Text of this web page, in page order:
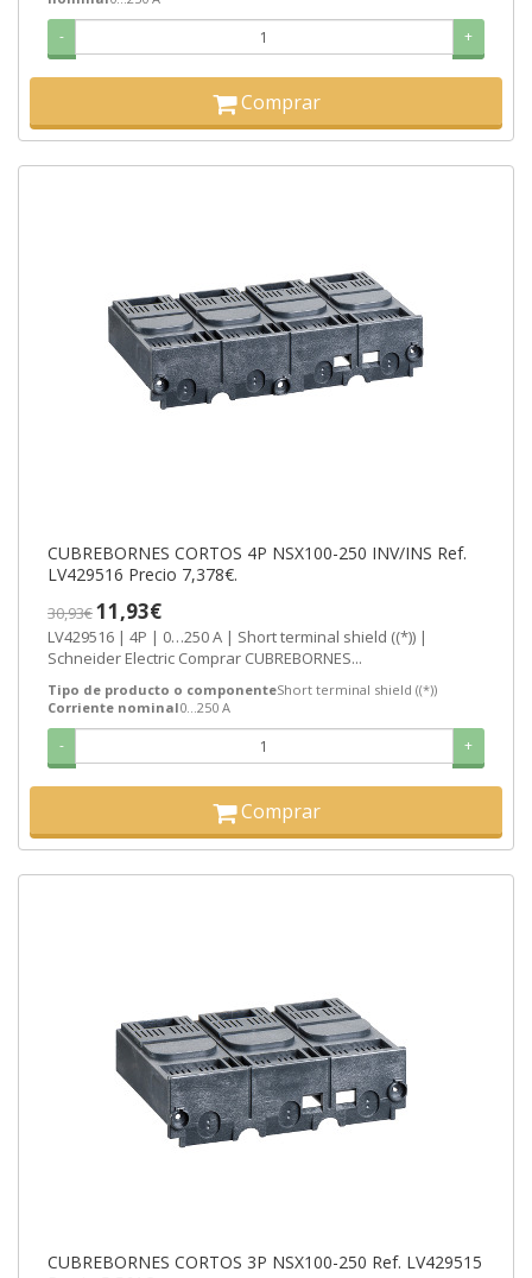
- +
Comprar
CUBREBORNES CORTOS 4P NSX100-250 INV/INS Ref.
LV429516 Precio 7,378€.
30,93€11,93€
LV429516 | 4P | 0…250 A | Short terminal shield ((*)) |
Schneider Electric Comprar CUBREBORNES...
Tipo de producto o componenteShort terminal shield ((*))
Corriente nominal0…250 A
- +
Comprar
CUBREBORNES CORTOS 3P NSX100-250 Ref. LV429515